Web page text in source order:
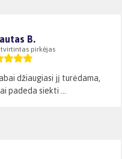
B.
pirkėjas
džiaugiasi jį turėdama,
padeda siekti ...